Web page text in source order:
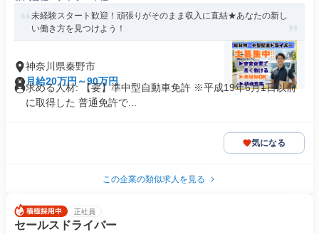
未経験スタート歓迎！頑張りがそのまま収入に直結★あなたの新し
い働き方を見つけよう！
神奈川県秦野市
月給20万円～90万円
求める人材: 【要】準中型自動車免許 ※平成19年6月1日以前
に取得した 普通免許で...
気になる
この企業の類似求人を見る
正社員
セールスドライバー